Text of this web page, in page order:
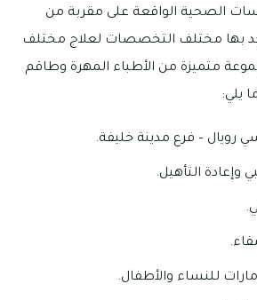
الصحية الواقعة على مقربة من
بها مختلف التخصصات لعلاج مختلف
متميزة من الأطباء المهرة وطاقم
يلي:
– فرع مدينة خليفة.
وإعادة التأهيل.
للنساء والأطفال.